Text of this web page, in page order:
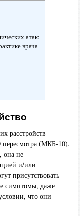
атак:
врача
расстройств
пересмотра (МКБ-10).
она не
и/или
присутствовать
симптомы, даже
что они